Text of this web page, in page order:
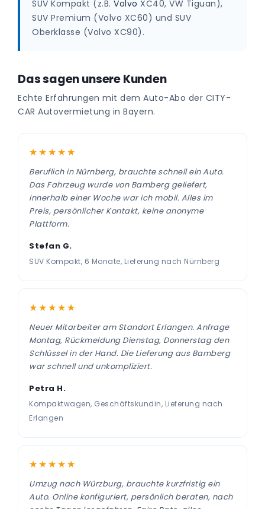
SUV Kompakt (z.B. Volvo XC40, VW Tiguan),
SUV Premium (Volvo XC60) und SUV
Oberklasse (Volvo XC90).
Das sagen unsere Kunden
Echte Erfahrungen mit dem Auto-Abo der CITY-
CAR Autovermietung in Bayern.
★★★★★
Beruflich in Nürnberg, brauchte schnell ein Auto.
Das Fahrzeug wurde von Bamberg geliefert,
innerhalb einer Woche war ich mobil. Alles im
Preis, persönlicher Kontakt, keine anonyme
Plattform.
Stefan G.
SUV Kompakt, 6 Monate, Lieferung nach Nürnberg
★★★★★
Neuer Mitarbeiter am Standort Erlangen. Anfrage
Montag, Rückmeldung Dienstag, Donnerstag den
Schlüssel in der Hand. Die Lieferung aus Bamberg
war schnell und unkompliziert.
Petra H.
Kompaktwagen, Geschäftskundin, Lieferung nach
Erlangen
★★★★★
Umzug nach Würzburg, brauchte kurzfristig ein
Auto. Online konfiguriert, persönlich beraten, nach